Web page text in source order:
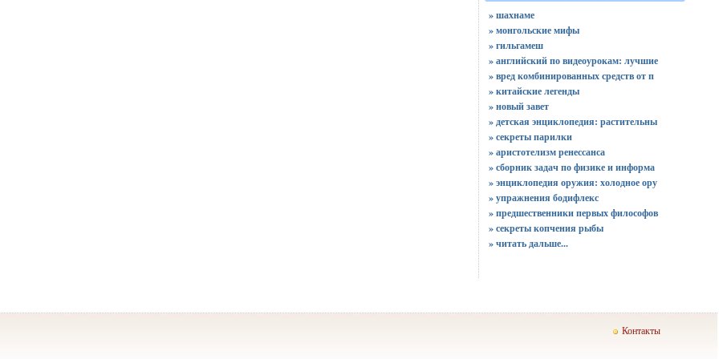
» шахнаме
» монгольские мифы
» гильгамеш
» английский по видеоурокам: лучшие
» вред комбинированных средств от п
» китайские легенды
» новый завет
» детская энциклопедия: растительны
» секреты парилки
» аристотелизм ренессанса
» сборник задач по физике и информа
» энциклопедия оружия: холодное ору
» упражнения бодифлекс
» предшественники первых философов
» секреты копчения рыбы
»читать дальше...
Контакты